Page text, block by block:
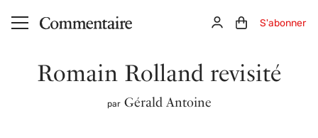
Aller au contenu principal ConnexionPanier (0)
S'abonner
Romain Rolland revisité
par Gérald Antoine